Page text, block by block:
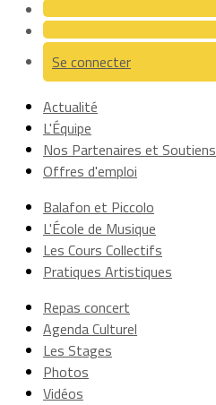
Se connecter
Actualité
L'Équipe
Nos Partenaires et Soutiens
Offres d'emploi
Balafon et Piccolo
L'École de Musique
Les Cours Collectifs
Pratiques Artistiques
Repas concert
Agenda Culturel
Les Stages
Photos
Vidéos